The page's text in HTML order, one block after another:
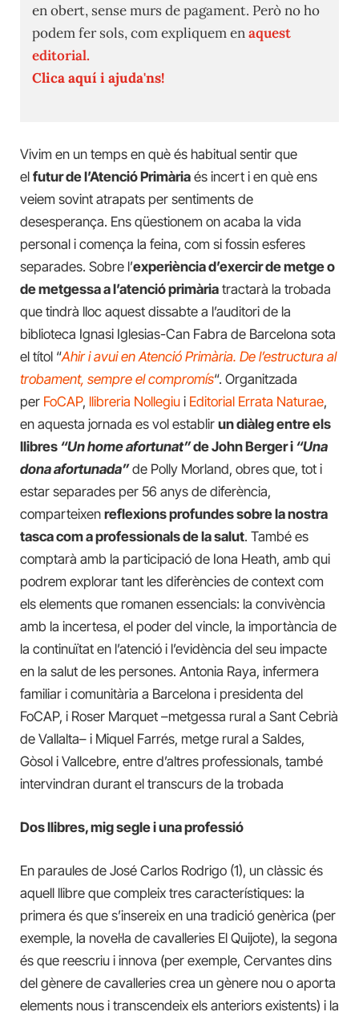
en obert, sense murs de pagament. Però no ho
podem fer sols, com expliquem enaquest
editorial.
Clica aquí i ajuda'ns!
Vivim en un temps en què és habitual sentir que
el futur de l’Atenció Primària és incert i en què ens
veiem sovint atrapats per sentiments de
desesperança. Ens qüestionem on acaba la vida
personal i comença la feina, com si fossin esferes
separades. Sobre l’experiència d’exercir de metge o
de metgessa a l’atenció primària tractarà la trobada
que tindrà lloc aquest dissabte a l’auditori de la
biblioteca Ignasi Iglesias-Can Fabra de Barcelona sota
el títol “Ahir i avui en Atenció Primària. De l’estructura al
trobament, sempre el compromís“. Organitzada
per FoCAP, llibreria Nollegiu i Editorial Errata Naturae,
en aquesta jornada es vol establir un diàleg entre els
llibres “Un home afortunat”de John Berger i “Una
dona afortunada”de Polly Morland, obres que, tot i
estar separades per 56 anys de diferència,
comparteixen reflexions profundes sobre la nostra
tasca com a professionals de la salut. També es
comptarà amb la participació de Iona Heath, amb qui
podrem explorar tant les diferències de context com
els elements que romanen essencials: la convivència
amb la incertesa, el poder del vincle, la importància de
la continuïtat en l’atenció i l’evidència del seu impacte
en la salut de les persones. Antonia Raya, infermera
familiar i comunitària a Barcelona i presidenta del
FoCAP, i Roser Marquet –metgessa rural a Sant Cebrià
de Vallalta– i Miquel Farrés, metge rural a Saldes,
Gòsol i Vallcebre, entre d’altres professionals, també
intervindran durant el transcurs de la trobada
Dos llibres, mig segle i una professió
En paraules de José Carlos Rodrigo (1), un clàssic és
aquell llibre que compleix tres característiques: la
primera és que s’insereix en una tradició genèrica (per
exemple, la novel·la de cavalleries El Quijote), la segona
és que reescriu i innova (per exemple, Cervantes dins
del gènere de cavalleries crea un gènere nou o aporta
elements nous i transcendeix els anteriors existents) i la